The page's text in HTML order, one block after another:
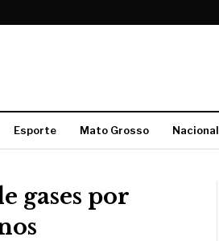
Esporte Mato Grosso Nacional
gases por